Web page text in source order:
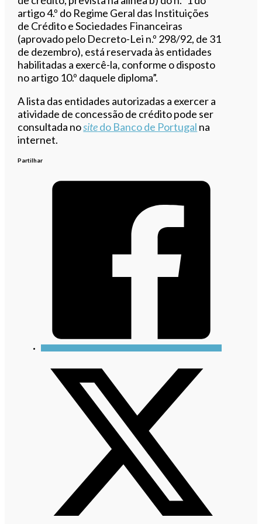
artigo 4.º do Regime Geral das Instituições
de Crédito e Sociedades Financeiras
(aprovado pelo Decreto-Lei n.º 298/92, de 31
de dezembro), está reservada às entidades
habilitadas a exercê-la, conforme o disposto
no artigo 10.º daquele diploma”.
A lista das entidades autorizadas a exercer a
atividade de concessão de crédito pode ser
consultada nositedo Banco de Portugal na
internet.
Partilhar